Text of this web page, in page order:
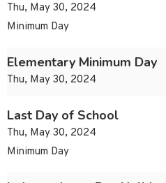
Thu, May 30, 2024
Minimum Day
Elementary Minimum Day
Thu, May 30, 2024
Last Day of School
Thu, May 30, 2024
Minimum Day